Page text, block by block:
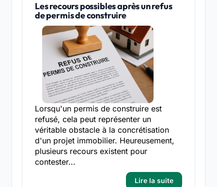
Les recours possibles après un refus
de permis de construire
Lorsqu'un permis de construire est
refusé, cela peut représenter un
véritable obstacle à la concrétisation
d'un projet immobilier. Heureusement,
plusieurs recours existent pour
contester...
Lire la suite